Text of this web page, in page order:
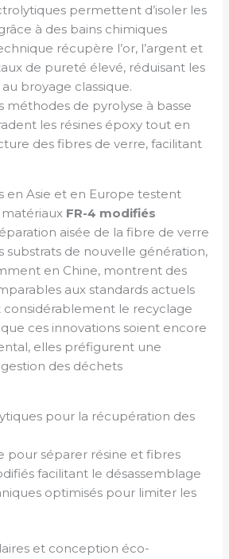
permettent d’isoler les
à des bains chimiques
récupère l’or, l’argent et
de pureté élevé, réduisant les
broyage classique.
méthodes de pyrolyse à basse
les résines époxy tout en
des fibres de verre, facilitant
en Asie et en Europe testent
FR-4 modifiés
aisée de la fibre de verre
substrats de nouvelle génération,
en Chine, montrent des
aux standards actuels
le recyclage
ces innovations soient encore
elles préfigurent une
des déchets
pour la récupération des
pour séparer résine et fibres
facilitant le désassemblage
optimisés pour limiter les
et conception éco-